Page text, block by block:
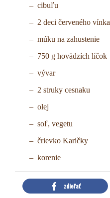
cibuľu
2 deci červeného vínka
múku na zahustenie
750 g hovädzích líčok
vývar
2 struky cesnaku
olej
soľ, vegetu
črievko Karičky
korenie
zdieľať